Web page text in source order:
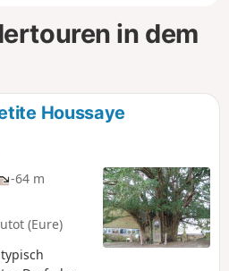
in dem
Houssaye
-64 m
(Eure)